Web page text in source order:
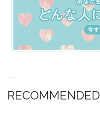
RECOMMENDED